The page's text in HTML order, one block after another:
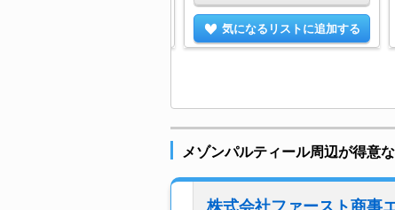
気になるリストに追加する
メゾンパルティール周辺が得意
株式会社ファースト商事